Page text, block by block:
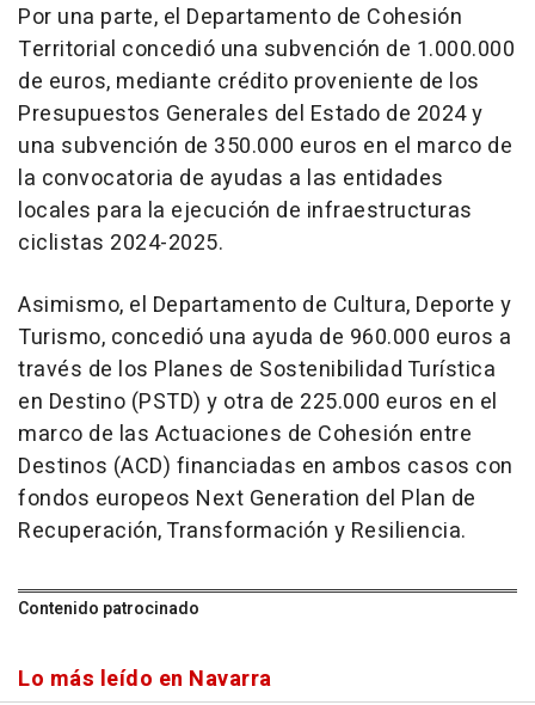
Por una parte, el Departamento de Cohesión
Territorial concedió una subvención de 1.000.000
de euros, mediante crédito proveniente de los
Presupuestos Generales del Estado de 2024 y
una subvención de 350.000 euros en el marco de
la convocatoria de ayudas a las entidades
locales para la ejecución de infraestructuras
ciclistas 2024-2025.
Asimismo, el Departamento de Cultura, Deporte y
Turismo, concedió una ayuda de 960.000 euros a
través de los Planes de Sostenibilidad Turística
en Destino (PSTD) y otra de 225.000 euros en el
marco de las Actuaciones de Cohesión entre
Destinos (ACD) financiadas en ambos casos con
fondos europeos Next Generation del Plan de
Recuperación, Transformación y Resiliencia.
Contenido patrocinado
Lo más leído en Navarra